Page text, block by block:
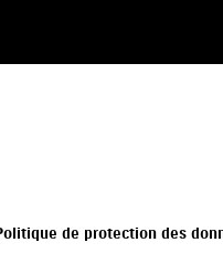
de protection des